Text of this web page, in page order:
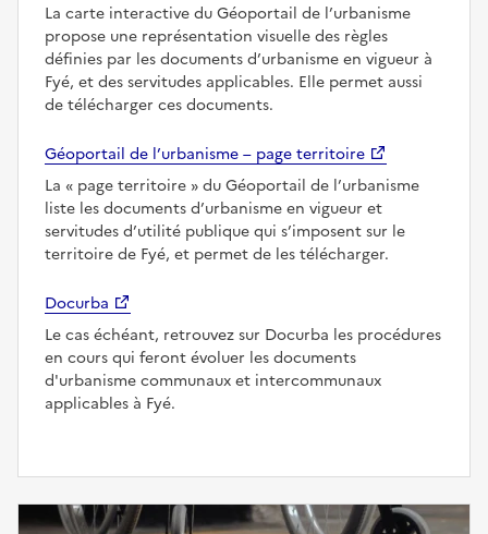
La carte interactive du Géoportail de l’urbanisme
propose une représentation visuelle des règles
définies par les documents d’urbanisme en vigueur à
Fyé, et des servitudes applicables. Elle permet aussi
de télécharger ces documents.
Géoportail de l’urbanisme – page territoire
La
page territoire
du Géoportail de l’urbanisme
liste les documents d’urbanisme en vigueur et
servitudes d’utilité publique qui s’imposent sur le
territoire de Fyé, et permet de les télécharger.
Docurba
Le cas échéant, retrouvez sur Docurba les procédures
en cours qui feront évoluer les documents
d'urbanisme communaux et intercommunaux
applicables à Fyé.